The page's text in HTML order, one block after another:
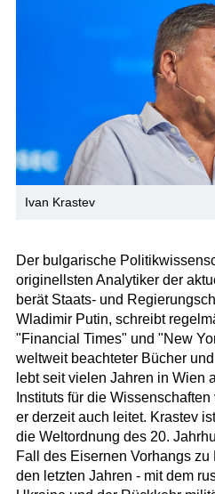
Ivan Krastev
Der bulgarische
originellsten Analytiker der
berät Staats- und
Wladimir Putin, schreibt
"Financial Times" und "New
weltweit beachteter Bücher
lebt seit vielen Jahren in Wien
Instituts für die
er derzeit auch leitet. Krastev
die Weltordnung des 20.
Fall des Eisernen Vorhangs
den letzten Jahren - mit dem